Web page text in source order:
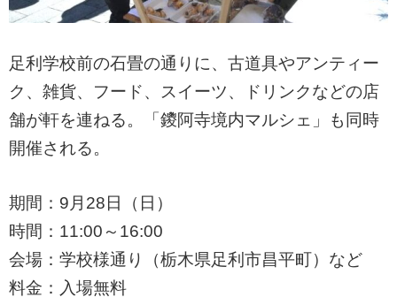
足利学校前の石畳の通りに、古道具やアンティー
ク、雑貨、フード、スイーツ、ドリンクなどの店
舗が軒を連ねる。「鑁阿寺境内マルシェ」も同時
開催される。
期間：9月28日（日）
時間：11:00～16:00
会場：学校様通り（栃木県足利市昌平町）など
料金：入場無料